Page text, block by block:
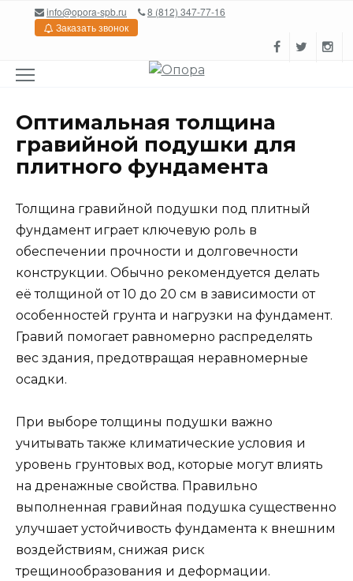
Перейтиinfo@opora-spb.ru
8 (812) 347-77-16
Заказать звонок
Оптимальная толщина
гравийной подушки для
плитного фундамента
Толщина гравийной подушки под плитный
фундамент играет ключевую роль в
обеспечении прочности и долговечности
конструкции. Обычно рекомендуется делать
её толщиной от 10 до 20 см в зависимости от
особенностей грунта и нагрузки на фундамент.
Гравий помогает равномерно распределять
вес здания, предотвращая неравномерные
осадки.
При выборе толщины подушки важно
учитывать также климатические условия и
уровень грунтовых вод, которые могут влиять
на дренажные свойства. Правильно
выполненная гравийная подушка существенно
улучшает устойчивость фундамента к внешним
воздействиям, снижая риск
трещинообразования и деформации.